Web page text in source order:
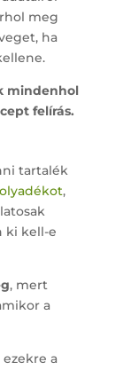
meg
ha
mindenhol
felírás.
tartalék
,
ki kell-e
, mert
a
a